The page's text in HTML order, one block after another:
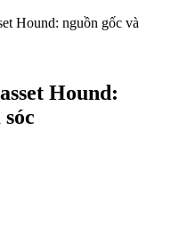
Hound: nguồn gốc và
Hound: